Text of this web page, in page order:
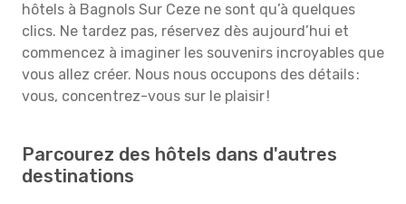
hôtels à Bagnols Sur Ceze ne sont qu’à quelques
clics. Ne tardez pas, réservez dès aujourd’hui et
commencez à imaginer les souvenirs incroyables que
vous allez créer. Nous nous occupons des détails :
vous, concentrez-vous sur le plaisir !
Parcourez des hôtels dans d'autres
destinations